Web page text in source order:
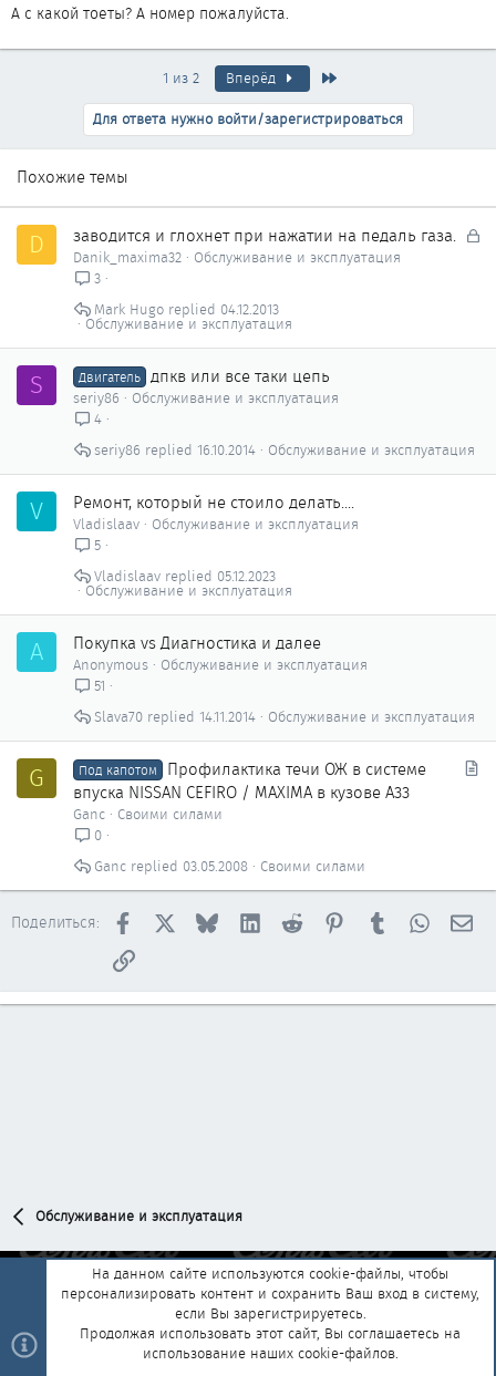
А с какой тоеты? А номер пожалуйста.
1 из 2 Вперёд
Для ответа нужно войти/зарегистрироваться
Похожие темы
D
З
заводится и глохнет при нажатии на педаль газа.
Danik_maxima32
Обслуживание и эксплуатация
3
Обслуживание и эксплуатация
04.12.2013
Mark Hugo
S Двигатель дпкв или все таки цепь
seriy86
Обслуживание и эксплуатация
4
Обслуживание и эксплуатация
16.10.2014
seriy86
V Ремонт, который не стоило делать....
Vladislaav
Обслуживание и эксплуатация
5
Обслуживание и эксплуатация
05.12.2023
Vladislaav
A Покупка vs Диагностика и далее
Anonymous
Обслуживание и эксплуатация
51
Обслуживание и эксплуатация
14.11.2014
Slava70
G Под капотом
Профилактика течи ОЖ в системе
впуска NISSAN CEFIRO / MAXIMA в кузове A33
Ganc
Своими силами
0
Своими силами
03.05.2008
Ganc
Поделиться: Facebook BlueskyLinkedInReddit PinterestTumblr
Ссылка
Обслуживание и эксплуатация
Обратная связь
Условия и правила
Политика конфиденциальности
Помощь Главная
R
На данном сайте используются cookie-файлы, чтобы
персонализировать контент и сохранить Ваш вход в систему,
если Вы зарегистрируетесь.
Продолжая использовать этот сайт, Вы соглашаетесь на
использование наших cookie-файлов.